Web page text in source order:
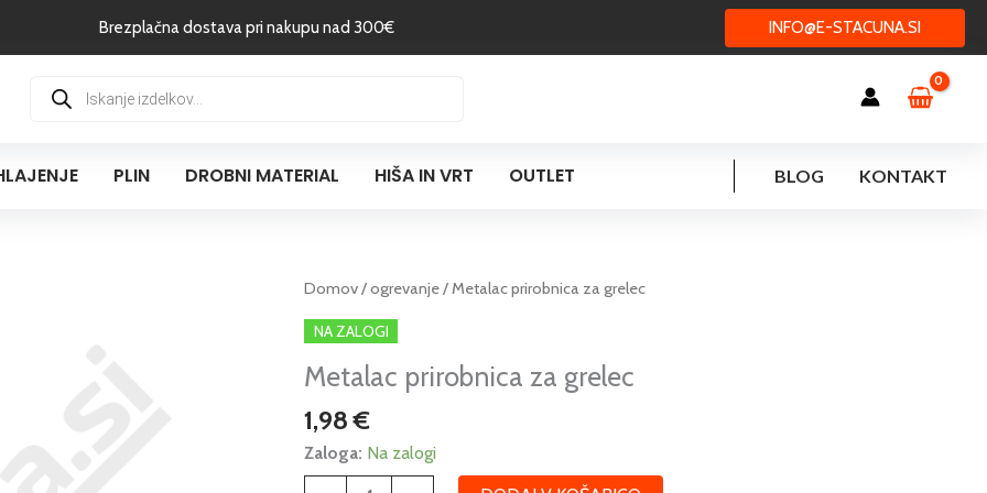
Brezplačna dostava pri nakupu nad 300€ INFO@E-STACUNA.SI
search
PLIN DROBNI MATERIAL HIŠA IN VRT OUTLET BLOG KONTAKT
Domov/ogrevanje/ Metalac prirobnica za grelec
NA ZALOGI
Metalac prirobnica za grelec
1,98€
Zaloga: Na zalogi
Metalac
prirobnica
za
grelec